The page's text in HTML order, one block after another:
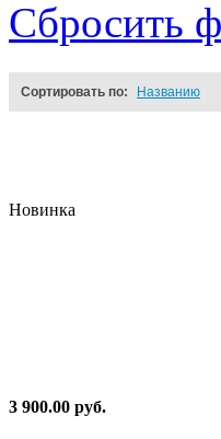
Сбросить
Сортировать по: Названию
Новинка
3 900.00 руб.